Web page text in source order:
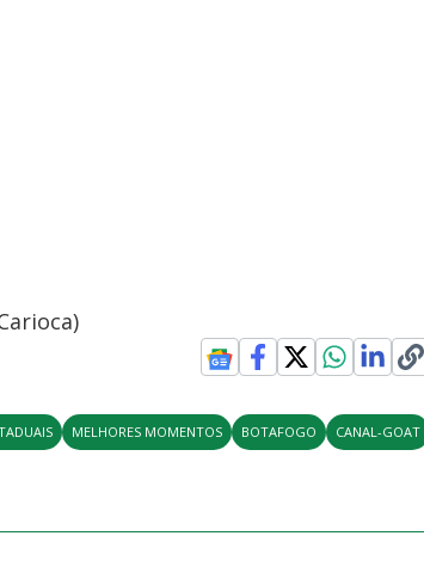
MELHORES MOMENTOS BOTAFOGO CANAL-GOAT